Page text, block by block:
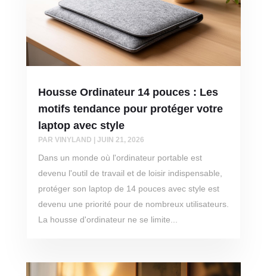
Housse Ordinateur 14 pouces : Les
motifs tendance pour protéger votre
laptop avec style
PAR VINYLAND JUIN 21, 2026
Dans un monde où l'ordinateur portable est
devenu l'outil de travail et de loisir indispensable,
protéger son laptop de 14 pouces avec style est
devenu une priorité pour de nombreux utilisateurs.
La housse d'ordinateur ne se limite...